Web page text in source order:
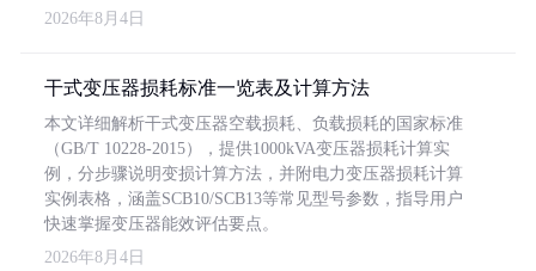
2026年8月4日
干式变压器损耗标准一览表及计算方法
本文详细解析干式变压器空载损耗、负载损耗的国家标准
（GB/T 10228-2015），提供1000kVA变压器损耗计算实
例，分步骤说明变损计算方法，并附电力变压器损耗计算
实例表格，涵盖SCB10/SCB13等常见型号参数，指导用户
快速掌握变压器能效评估要点。
2026年8月4日